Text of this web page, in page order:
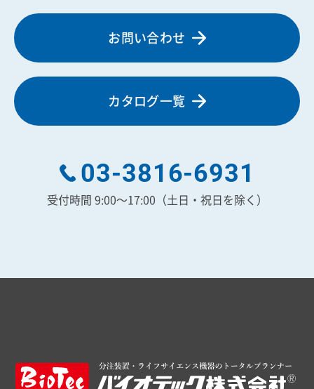
お問い合わせ
カタログ一覧
03-3816-6931
受付時間 9:00～17:00（土日・祝日を除く）